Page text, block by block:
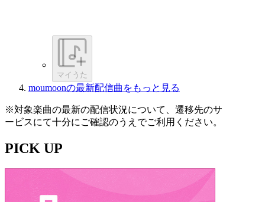
マイうた
moumoonの最新配信曲をもっと見る
※対象楽曲の最新の配信状況について、遷移先のサ
ービスにて十分にご確認のうえでご利用ください。
PICK UP